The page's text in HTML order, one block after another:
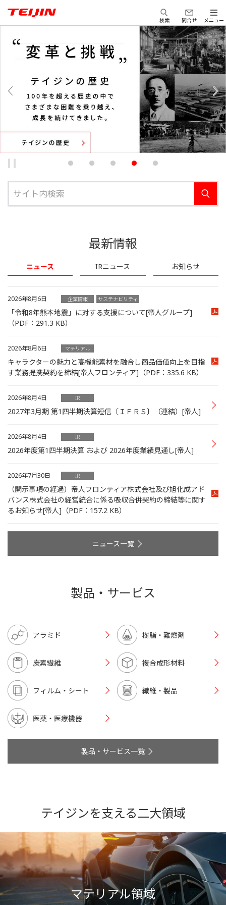
検索 問合せ メニュー
最新情報
ニュース IRニュース お知らせ
2026年8月6日 企業情報 サステナビリティ
「令和8年熊本地震」に対する支援について[帝人グループ]
（PDF：291.3 KB）
2026年8月6日 マテリアル
キャラクターの魅力と高機能素材を融合し商品価値向上を目指
す業務提携契約を締結[帝人フロンティア] （PDF：335.6 KB）
2026年8月4日 IR
2027年3月期 第1四半期決算短信〔ＩＦＲＳ〕（連結）[帝人]
2026年8月4日 IR
2026年度第1四半期決算 および 2026年度業績見通し[帝人]
2026年7月30日 IR
（開示事項の経過）帝人フロンティア株式会社及び旭化成アド
バンス株式会社の経営統合に係る吸収合併契約の締結等に関す
るお知らせ[帝人] （PDF：157.2 KB）
ニュース一覧
製品・サービス
アラミド 樹脂・難燃剤
炭素繊維 複合成形材料
フィルム・シート 繊維・製品
医薬・医療機器
製品・サービス一覧
テイジンを支える二大領域
マテリアル領域
マテリアル領域
もっと快適で便利な暮らしに。安全で安心できる社会に。環境にやさしいこ
とがあたりまえの世界に。日常生活で身近なものから、社会の発展に欠かせ
ない産業用製品にまで、テイジンの多彩なマテリアルは、幅広い領域で活か
されています。これからはさまざまな素材の複合により、さらに高機能で高